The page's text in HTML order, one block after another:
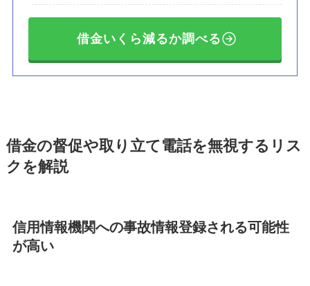
借金いくら減るか調べる
借金の督促や取り立て電話を無視するリス
クを解説
信用情報機関への事故情報登録される可能性
が高い